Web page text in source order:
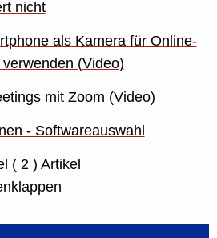
nicht
als Kamera für Online-
(Video)
mit Zoom (Video)
- Softwareauswahl
( 2 ) Artikel